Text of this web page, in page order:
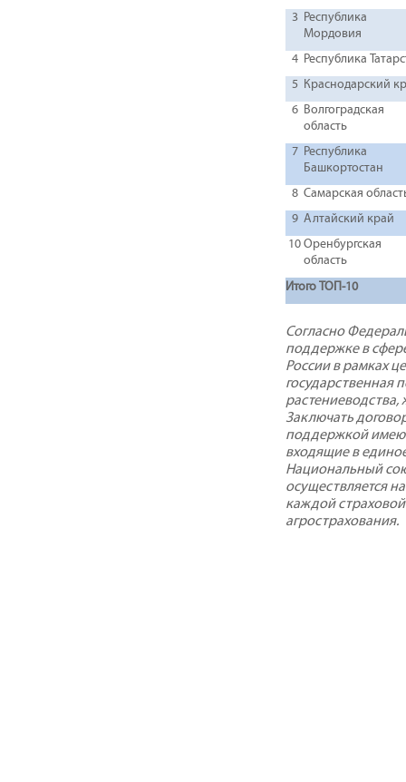
3 Республика
Мордовия
4 Республика
5 Краснодарский
6 Волгоградская
область
7 Республика
Башкортостан
8 Самарская
9 Алтайский край
10Оренбургская
область
Итого ТОП-10
Согласно
поддержке в
России в рамках
государственная
растениеводства,
Заключать
поддержкой
входящие в
Национальный
осуществляется
каждой
агрострахования.